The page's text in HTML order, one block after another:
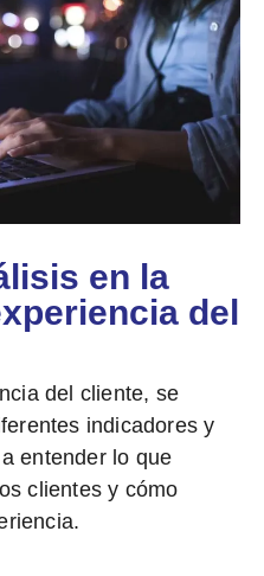
en la
del
del cliente, se
indicadores y
entender lo que
clientes y cómo